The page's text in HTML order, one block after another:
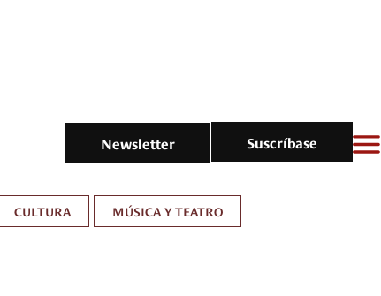
Newsletter Suscríbase
CULTURA MÚSICA Y TEATRO